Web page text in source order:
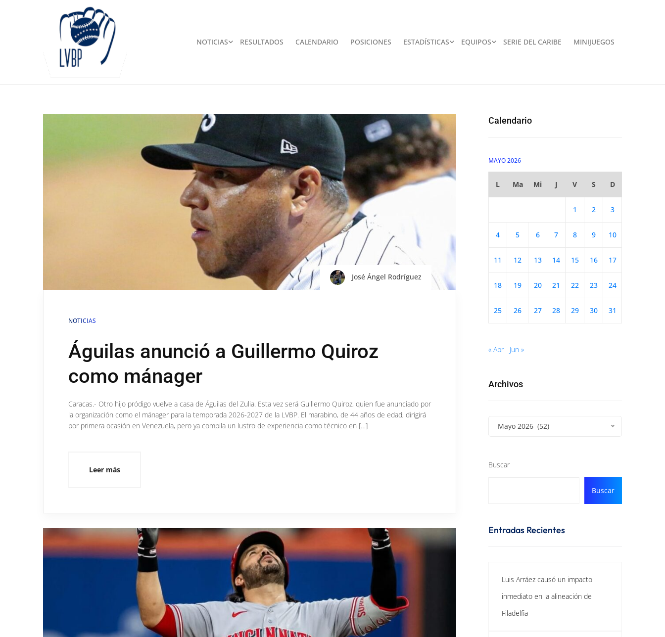
NOTICIAS RESULTADOS CALENDARIO POSICIONES ESTADÍSTICAS EQUIPOS SERIE DEL CARIBE MINIJUEGOS
José Ángel Rodríguez
NOTICIAS
Águilas anunció a Guillermo Quiroz
como mánager
Caracas.- Otro hijo pródigo vuelve a casa de Águilas del Zulia. Esta vez será Guillermo Quiroz, quien fue anunciado por
la organización como el mánager para la temporada 2026-2027 de la LVBP. El marabino, de 44 años de edad, dirigirá
por primera ocasión en Venezuela, pero ya compila un lustro de experiencia como técnico en […]
Leer más
Calendario
MAYO 2026
L Ma Mi J V S D
1 2 3
4 5 6 7 8 9 10
11 12 13 14 15 16 17
18 19 20 21 22 23 24
25 26 27 28 29 30 31
« Abr Jun »
Archivos
Mayo 2026 (52)
Buscar
Buscar
Entradas Recientes
Luis Arráez causó un impacto
inmediato en la alineación de
Filadelfia